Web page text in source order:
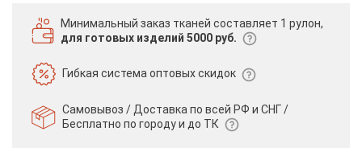
Минимальный заказ тканей составляет 1 рулон,
для готовых изделий 5000 руб.
Гибкая системаоптовых скидок
Самовывоз / Доставка по всей РФ и СНГ /
Бесплатно по городу и до ТК